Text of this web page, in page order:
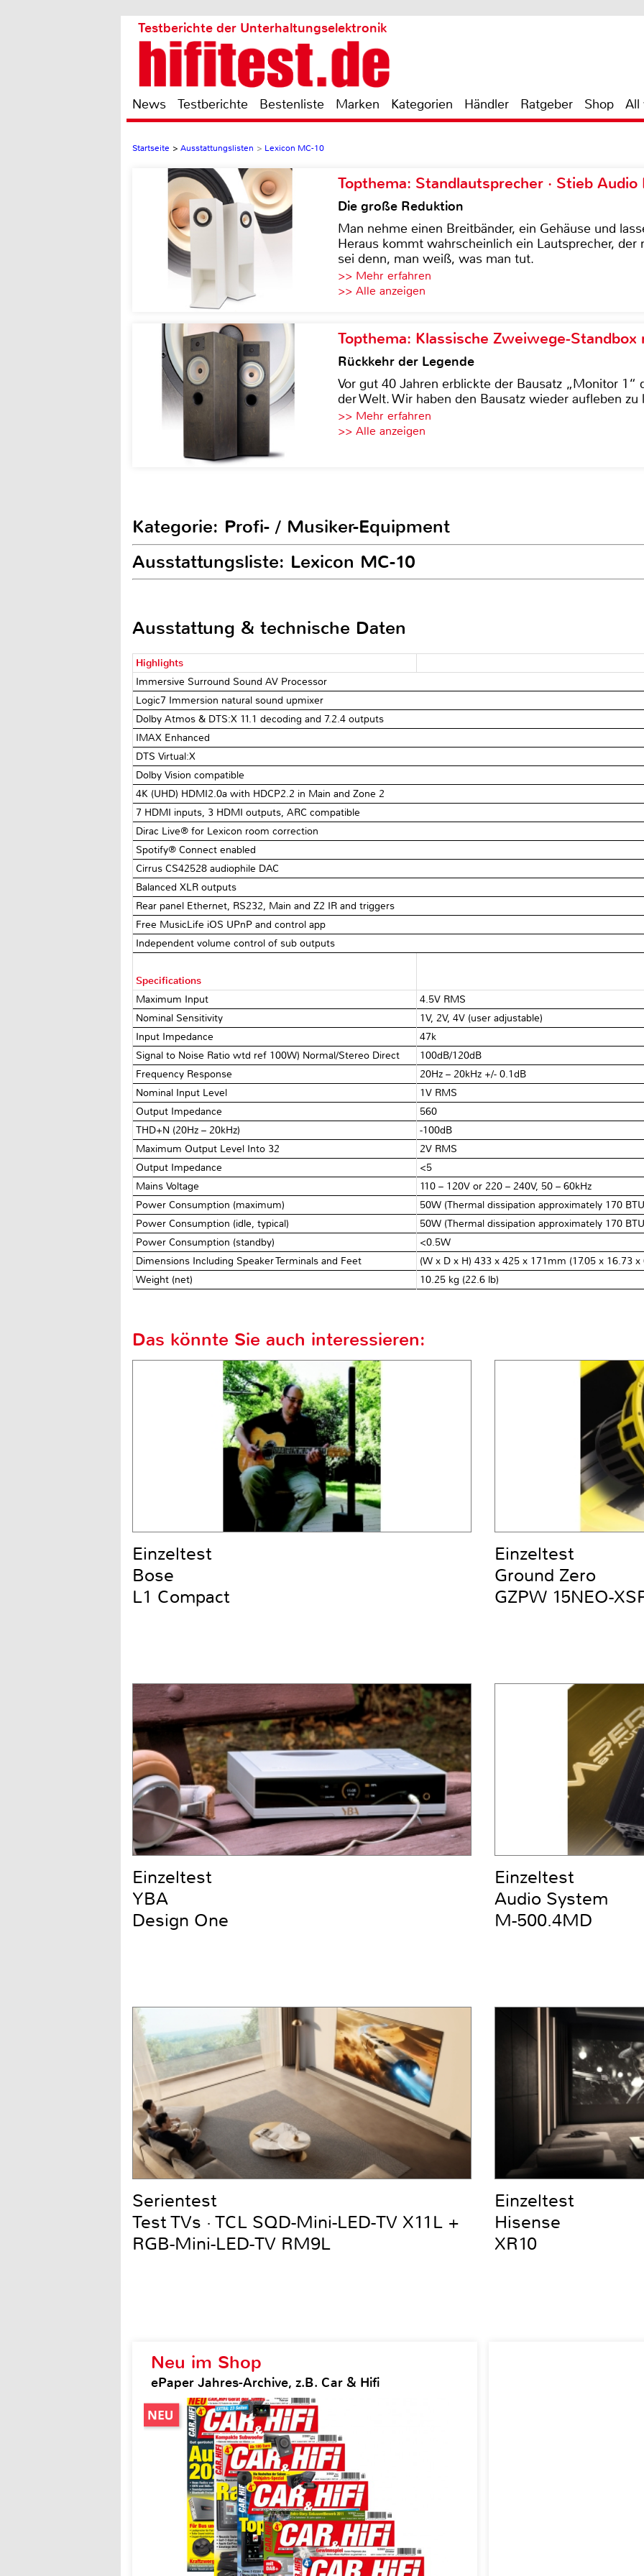
Testberichte der Unterhaltungselektronik
News Testberichte Bestenliste Marken Kategorien Händler Ratgeber Shop All
Startseite > Ausstattungslisten > Lexicon MC-10
Topthema: Standlautsprecher · Stieb Audio
Die große Reduktion
Man nehme einen Breitbänder, ein Gehäuse und
Heraus kommt wahrscheinlich ein Lautsprecher,
sei denn, man weiß, was man tut.
>> Mehr erfahren
>> Alle anzeigen
Topthema: Klassische Zweiwege-
Rückkehr der Legende
Vor gut 40 Jahren erblickte der Bausatz „Monitor 1“
der Welt. Wir haben den Bausatz wieder aufleben zu
>> Mehr erfahren
>> Alle anzeigen
Kategorie: Profi- / Musiker-Equipment
Ausstattungsliste: Lexicon MC-10
Ausstattung & technische Daten
Highlights
Immersive Surround Sound AV Processor
Logic7 Immersion natural sound upmixer
Dolby Atmos & DTS:X 11.1 decoding and 7.2.4 outputs
IMAX Enhanced
DTS Virtual:X
Dolby Vision compatible
4K (UHD) HDMI2.0a with HDCP2.2 in Main and Zone 2
7 HDMI inputs, 3 HDMI outputs, ARC compatible
Dirac Live® for Lexicon room correction
Spotify® Connect enabled
Cirrus CS42528 audiophile DAC
Balanced XLR outputs
Rear panel Ethernet, RS232, Main and Z2 IR and triggers
Free MusicLife iOS UPnP and control app
Independent volume control of sub outputs
Specifications
Maximum Input
4.5V RMS
Nominal Sensitivity
1V, 2V, 4V (user adjustable)
Input Impedance
47kΩ
Signal to Noise Ratio wtd ref 100W) Normal/Stereo Direct
100dB/120dB
Frequency Response
20Hz – 20kHz +/- 0.1dB
Nominal Input Level
1V RMS
Output Impedance
560Ω
THD+N (20Hz – 20kHz)
-100dB
Maximum Output Level Into 32Ω
2V RMS
Output Impedance
<5Ω
Mains Voltage
110 – 120V or 220 – 240V, 50 – 60kHz
Power Consumption (maximum)
50W (Thermal dissipation approximately 170
Power Consumption (idle, typical)
50W (Thermal dissipation approximately 170
Power Consumption (standby)
<0.5W
Dimensions Including Speaker Terminals and Feet
(W x D x H) 433 x 425 x 171mm (17.05 x 16.73 x
Weight (net)
10.25 kg (22.6 lb)
Neu im Shop
ePaper Jahres-Archive, z.B. Car & Hifi
Das könnte Sie auch interessieren:
Einzeltest
Bose
L1 Compact
Einzeltest
Ground Zero
GZPW 15NEO-
Einzeltest
YBA
Design One
Einzeltest
Audio System
M-500.4MD
Serientest
Test TVs · TCL SQD-Mini-LED-TV X11L +
RGB-Mini-LED-TV RM9L
Einzeltest
Hisense
XR10